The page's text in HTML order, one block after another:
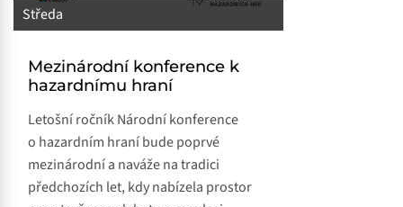
Středa
Mezinárodní konference k
hazardnímu hraní
Letošní ročník Národní konference
o hazardním hraní bude poprvé
mezinárodní a naváže na tradici
předchozích let, kdy nabízela prostor